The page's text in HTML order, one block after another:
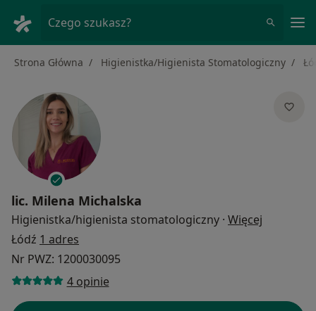
Czego szukasz?
Strona Główna Higienistka/Higienista Stomatologiczny
lic. Milena Michalska
Higienistka/higienista stomatologiczny · Więcej
Łódź 1 adres
Nr PWZ: 1200030095
4 opinie